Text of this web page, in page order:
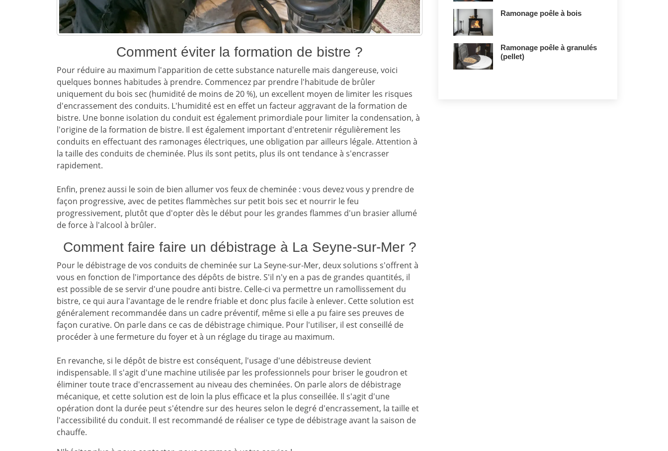
Comment éviter la formation de bistre ?
Pour réduire au maximum l'apparition de cette substance naturelle mais dangereuse, voici
quelques bonnes habitudes à prendre. Commencez par prendre l'habitude de brûler
uniquement du bois sec (humidité de moins de 20 %), un excellent moyen de limiter les risques
d'encrassement des conduits. L'humidité est en effet un facteur aggravant de la formation de
bistre. Une bonne isolation du conduit est également primordiale pour limiter la condensation, à
l'origine de la formation de bistre. Il est également important d'entretenir régulièrement les
conduits en effectuant des ramonages électriques, une obligation par ailleurs légale. Attention à
la taille des conduits de cheminée. Plus ils sont petits, plus ils ont tendance à s'encrasser
rapidement.
Enfin, prenez aussi le soin de bien allumer vos feux de cheminée : vous devez vous y prendre de
façon progressive, avec de petites flammèches sur petit bois sec et nourrir le feu
progressivement, plutôt que d'opter dès le début pour les grandes flammes d'un brasier allumé
de force à l'alcool à brûler.
Comment faire faire un débistrage à La Seyne-sur-Mer ?
Pour le débistrage de vos conduits de cheminée sur La Seyne-sur-Mer, deux solutions s'offrent à
vous en fonction de l'importance des dépôts de bistre. S'il n'y en a pas de grandes quantités, il
est possible de se servir d'une poudre anti bistre. Celle-ci va permettre un ramollissement du
bistre, ce qui aura l'avantage de le rendre friable et donc plus facile à enlever. Cette solution est
généralement recommandée dans un cadre préventif, même si elle a pu faire ses preuves de
façon curative. On parle dans ce cas de débistrage chimique. Pour l'utiliser, il est conseillé de
procéder à une fermeture du foyer et à un réglage du tirage au maximum.
En revanche, si le dépôt de bistre est conséquent, l'usage d'une débistreuse devient
indispensable. Il s'agit d'une machine utilisée par les professionnels pour briser le goudron et
éliminer toute trace d'encrassement au niveau des cheminées. On parle alors de débistrage
mécanique, et cette solution est de loin la plus efficace et la plus conseillée. Il s'agit d'une
opération dont la durée peut s'étendre sur des heures selon le degré d'encrassement, la taille et
l'accessibilité du conduit. Il est recommandé de réaliser ce type de débistrage avant la saison de
chauffe.
Ramonage poêle à bois
Ramonage poêle à granulés
(pellet)